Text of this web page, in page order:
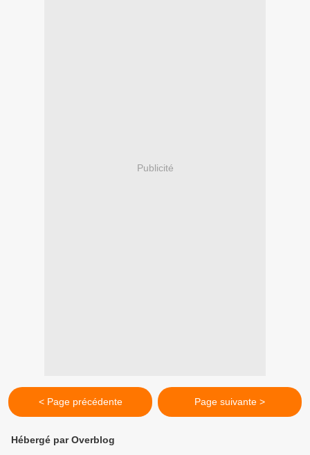
Publicité
< Page précédente Page suivante >
Hébergé par Overblog